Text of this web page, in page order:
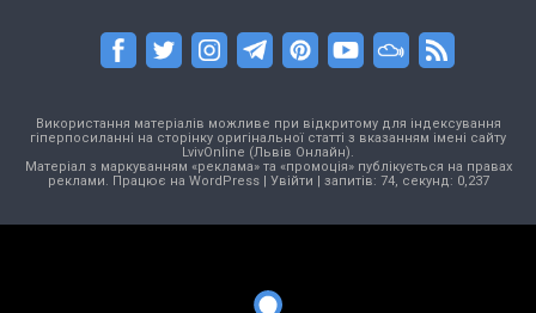
Використання матеріалів можливе при відкритому для індексування
гіперпосиланні на сторінку оригінальної статті з вказанням імені сайту
LvivOnline (Львів Онлайн).
Матеріал з маркуванням «реклама» та «промоція» публікується на правах
реклами. Працює на WordPress| Увійти | запитів: 74, секунд: 0,237